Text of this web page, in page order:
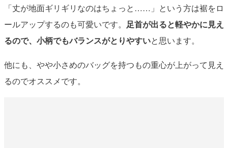
「丈が地面ギリギリなのはちょっと……」という方は裾をロ
ールアップするのも可愛いです。 足首が出ると軽やかに見え
るので、小柄でもバランスがとりやすいと思います。
他にも、やや小さめのバッグを持つもの重心が上がって見え
るのでオススメです。